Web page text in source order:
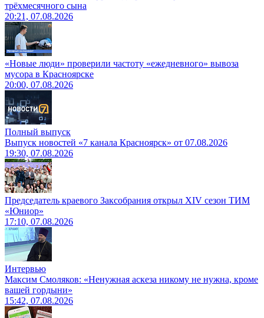
трёхмесячного сына
20:21, 07.08.2026
«Новые люди» проверили частоту «ежедневного» вывоза
мусора в Красноярске
20:00, 07.08.2026
Полный выпуск
Выпуск новостей «7 канала Красноярск» от 07.08.2026
19:30, 07.08.2026
Председатель краевого Заксобрания открыл XIV сезон ТИМ
«Юниор»
17:10, 07.08.2026
Интервью
Максим Смоляков: «Ненужная аскеза никому не нужна, кроме
вашей гордыни»
15:42, 07.08.2026